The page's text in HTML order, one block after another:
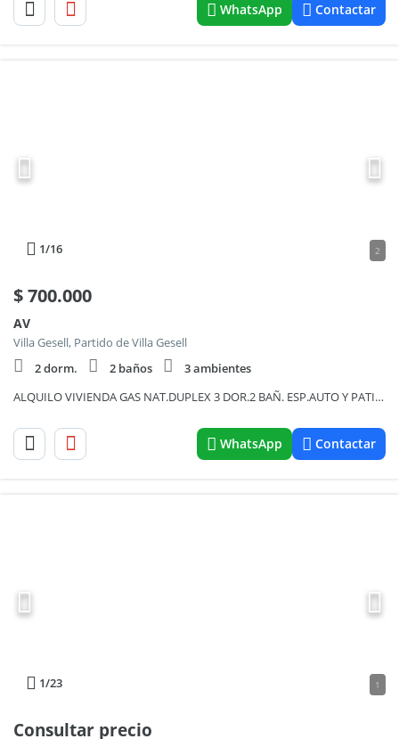
WhatsApp Contactar
1/16 2
$700.000
AV
Villa Gesell, Partido de Villa Gesell
2 dorm.
2 baños
3 ambientes
ALQUILO VIVIENDA GAS NAT.DUPLEX 3 DOR.2 BAÑ. ESP.AUTO Y PATIO PRIVADO: A2164
WhatsApp Contactar
1/23 1
Consultar precio